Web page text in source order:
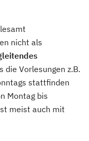
nicht als
die Vorlesungen z.B.
stattfinden
Montag bis
meist auch mit